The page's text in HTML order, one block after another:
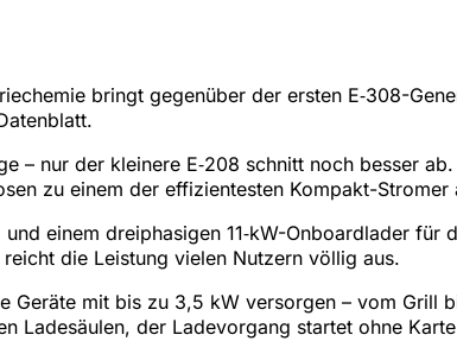
bringt gegenüber der ersten E‑308-
– nur der kleinere E‑208 schnitt noch besser
zu einem der effizientesten Kompakt-Stromer
einem dreiphasigen 11‑kW-Onboardlader für
die Leistung vielen Nutzern völlig aus.
Geräte mit bis zu 3,5 kW versorgen – vom Grill
Ladesäulen, der Ladevorgang startet ohne